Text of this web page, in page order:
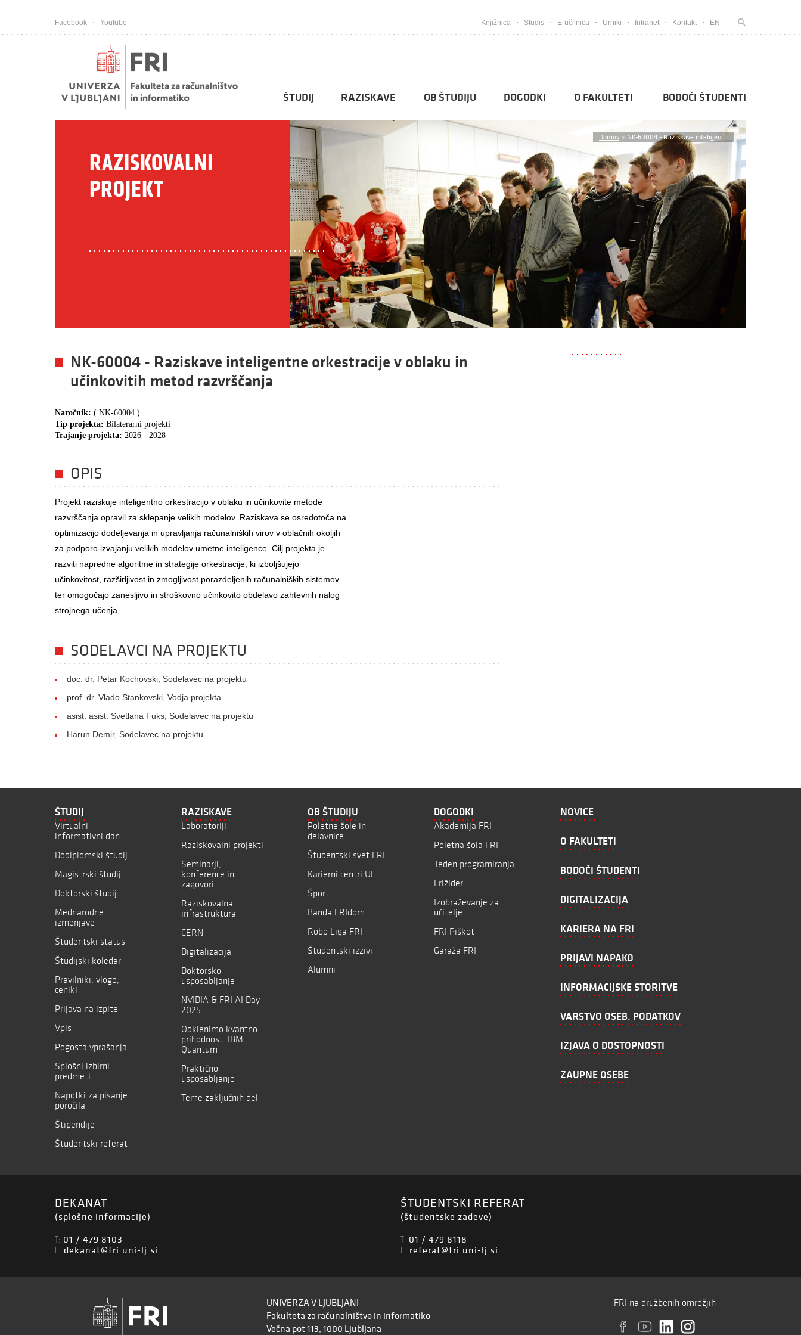
Facebook Youtube Knjižnica Studis E-učilnica Urniki Intranet Kontakt EN
ŠTUDIJ RAZISKAVE OB ŠTUDIJU DOGODKI O FAKULTETI BODOČI ŠTUDENTI
Domov > NK-60004 - Raziskave inteligen ...
RAZISKOVALNI
PROJEKT
NK-60004 - Raziskave inteligentne orkestracije v oblaku in
učinkovitih metod razvrščanja
Naročnik: ( NK-60004 )
Tip projekta: Bilaterarni projekti
Trajanje projekta: 2026 - 2028
OPIS
Projekt raziskuje inteligentno orkestracijo v oblaku in učinkovite metode
razvrščanja opravil za sklepanje velikih modelov. Raziskava se osredotoča na
optimizacijo dodeljevanja in upravljanja računalniških virov v oblačnih okoljih
za podporo izvajanju velikih modelov umetne inteligence. Cilj projekta je
razviti napredne algoritme in strategije orkestracije, ki izboljšujejo
učinkovitost, razširljivost in zmogljivost porazdeljenih računalniških sistemov
ter omogočajo zanesljivo in stroškovno učinkovito obdelavo zahtevnih nalog
strojnega učenja.
SODELAVCI NA PROJEKTU
doc. dr. Petar Kochovski, Sodelavec na projektu
prof. dr. Vlado Stankovski, Vodja projekta
asist. asist. Svetlana Fuks, Sodelavec na projektu
Harun Demir, Sodelavec na projektu
ŠTUDIJ
Virtualni
informativni dan
Dodiplomski študij
Magistrski študij
Doktorski študij
Mednarodne
izmenjave
Študentski status
Študijski koledar
Pravilniki, vloge,
ceniki
Prijava na izpite
Vpis
Pogosta vprašanja
Splošni izbirni
predmeti
Napotki za pisanje
poročila
Štipendije
Študentski referat
RAZISKAVE
Laboratoriji
Raziskovalni projekti
Seminarji,
konference in
zagovori
Raziskovalna
infrastruktura
CERN
Digitalizacija
Doktorsko
usposabljanje
NVIDIA & FRI AI Day
2025
Odklenimo kvantno
prihodnost: IBM
Quantum
Praktično
usposabljanje
Teme zaključnih del
OB ŠTUDIJU
Poletne šole in
delavnice
Študentski svet FRI
Karierni centri UL
Šport
Banda FRIdom
Robo Liga FRI
Študentski izzivi
Alumni
DOGODKI
Akademija FRI
Poletna šola FRI
Teden programiranja
Frižider
Izobraževanje za
učitelje
FRI Piškot
Garaža FRI
NOVICE
O FAKULTETI
BODOČI ŠTUDENTI
DIGITALIZACIJA
KARIERA NA FRI
PRIJAVI NAPAKO
INFORMACIJSKE STORITVE
VARSTVO OSEB. PODATKOV
IZJAVA O DOSTOPNOSTI
ZAUPNE OSEBE
DEKANAT
(splošne informacije)
T: 01 / 479 8103
E: dekanat@fri.uni-lj.si
ŠTUDENTSKI REFERAT
(študentske zadeve)
T: 01 / 479 8118
E: referat@fri.uni-lj.si
UNIVERZA V LJUBLJANI
Fakulteta za računalništvo in informatiko
Večna pot 113, 1000 Ljubljana
FRI na družbenih omrežjih